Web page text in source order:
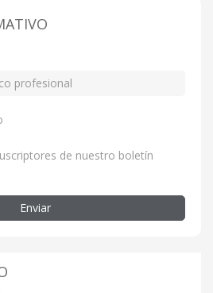
de nuestro boletín
Enviar